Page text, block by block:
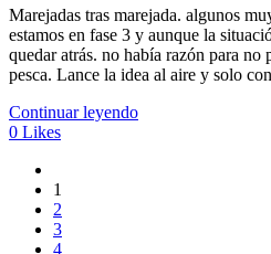
Marejadas tras marejada. algunos
estamos en fase 3 y aunque la
quedar atrás. no había razón para no
pesca. Lance la idea al aire y solo
Continuar leyendo
0 Likes
1
2
3
4